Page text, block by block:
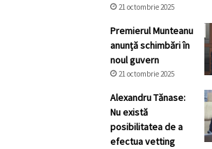
21 octombrie 2025
Premierul Munteanu
anunță schimbări în
noul guvern
21 octombrie 2025
Alexandru Tănase:
Nu există
posibilitatea de a
efectua vetting